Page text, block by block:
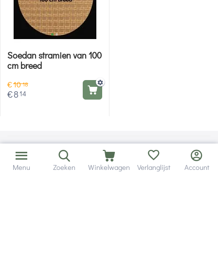
Soedan stramien van 100
cm breed
€1018
€814
Menu Zoeken Winkelwagen Verlanglijst Account